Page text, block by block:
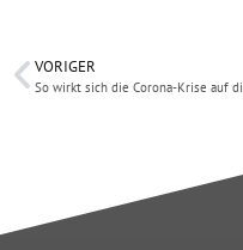
VORIGER